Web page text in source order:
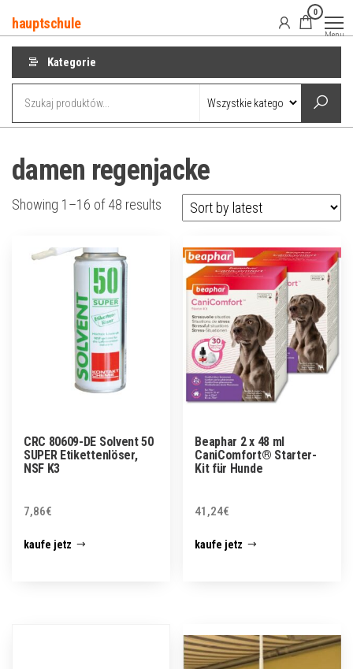
do
treści
hauptschule
0
Menu
Kategorie
damen regenjacke
Showing 1–16 of 48 results
CRC 80609-DE Solvent 50
SUPER Etikettenlöser,
NSF K3
7,86€
kaufe jetz
Beaphar 2 x 48 ml
CaniComfort® Starter-
Kit für Hunde
41,24€
kaufe jetz